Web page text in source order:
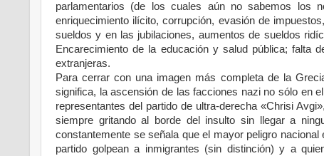
parlamentarios (de los cuales aún no sabemos los
enriquecimiento ilícito, corrupción, evasión de
sueldos y en las jubilaciones, aumentos de sueldos
Encarecimiento de la educación y salud pública; falta
extranjeras.
Para cerrar con una imagen más completa de la
significa, la ascensión de las facciones nazi no sólo en
representantes del partido de ultra-derecha «Chrisi
siempre gritando al borde del insulto sin llegar a
constantemente se señala que el mayor peligro
partido golpean a inmigrantes (sin distinción) y a